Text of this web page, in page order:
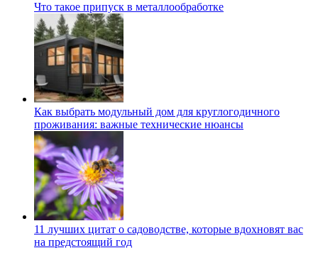
Что такое припуск в металлообработке
Как выбрать модульный дом для круглогодичного
проживания: важные технические нюансы
11 лучших цитат о садоводстве, которые вдохновят вас
на предстоящий год